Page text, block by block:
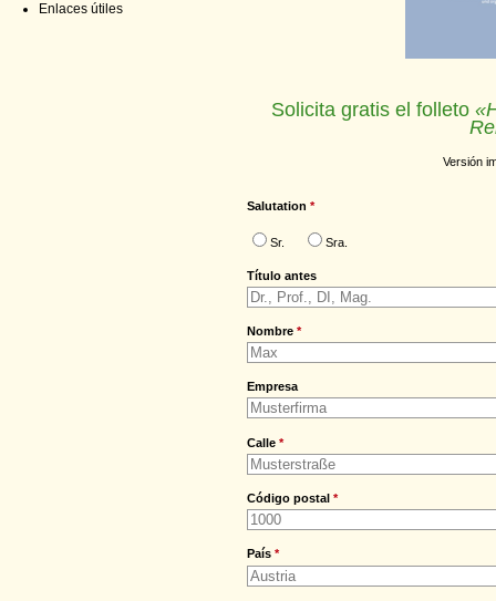
Enlaces útiles
Solicita gratis el folleto
Versión
Salutation *
Sr. Sra.
Título antes
Nombre *
Empresa
Calle *
Código postal *
País *